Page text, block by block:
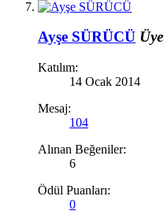
Ayşe SÜRÜCÜ Üye
Katılım:
14 Ocak 2014
Mesaj:
104
Alınan Beğeniler:
6
Ödül Puanları:
0